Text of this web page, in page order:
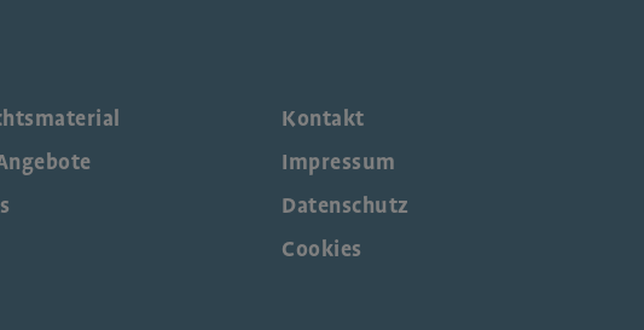
Kontakt
Impressum
Datenschutz
Cookies